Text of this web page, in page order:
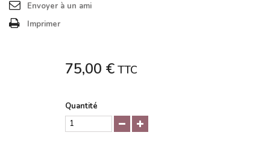
Envoyer à un ami
Imprimer
75,00 € TTC
Quantité